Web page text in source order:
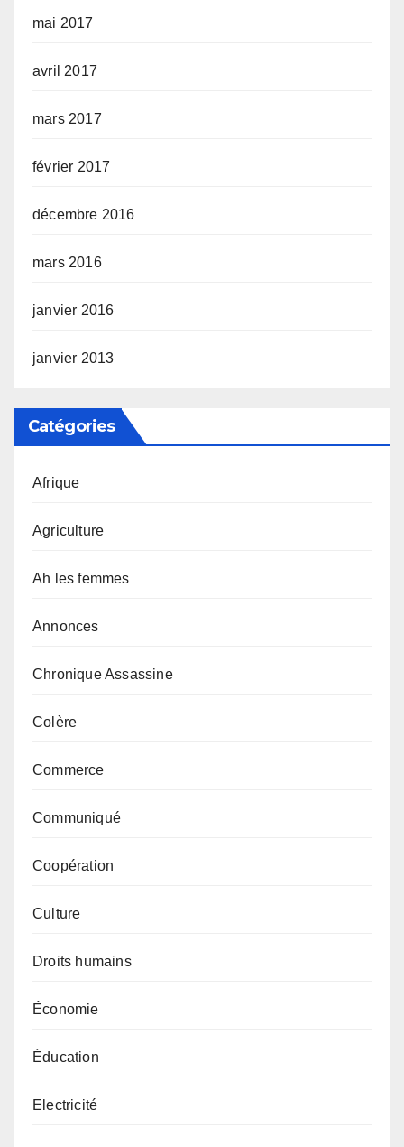
mai 2017
avril 2017
mars 2017
février 2017
décembre 2016
mars 2016
janvier 2016
janvier 2013
Catégories
Afrique
Agriculture
Ah les femmes
Annonces
Chronique Assassine
Colère
Commerce
Communiqué
Coopération
Culture
Droits humains
Économie
Éducation
Electricité